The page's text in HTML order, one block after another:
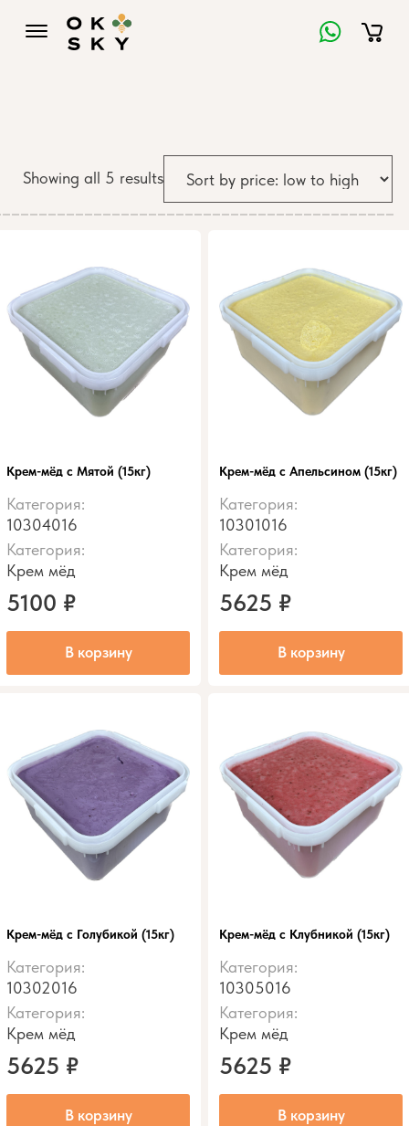
Showing all 5 results
Крем-мёд с Мятой (15кг)
Категория:
10304016
Категория:
Крем мёд
5100 ₽
В корзину
Крем-мёд с Апельсином (15кг)
Категория:
10301016
Категория:
Крем мёд
5625 ₽
В корзину
Крем-мёд с Голубикой (15кг)
Категория:
10302016
Категория:
Крем мёд
5625 ₽
В корзину
Крем-мёд с Клубникой (15кг)
Категория:
10305016
Категория:
Крем мёд
5625 ₽
В корзину